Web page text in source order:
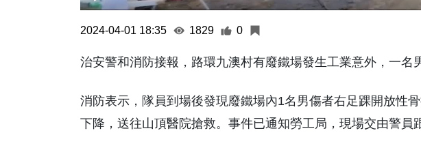
2024-04-01 18:35 1829 0
治安警和消防接報，路環九澳村有廢鐵場發生工業意外，一名
消防表示，隊員到場後發現廢鐵場內1名男傷者右足踝開放性
下降，送往山頂醫院搶救。事件已通知勞工局，現場交由警員